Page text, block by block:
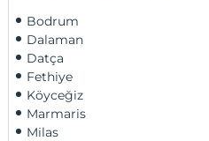
Bodrum
Dalaman
Datça
Fethiye
Köyceğiz
Marmaris
Milas